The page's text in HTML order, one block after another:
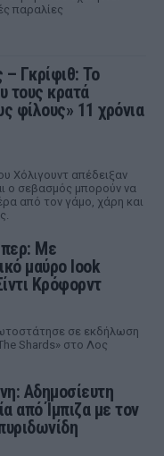
παραλίες
Γκρίφιθ: Το
τους κρατά
φίλους» 11 χρόνια
Χόλιγουντ απέδειξαν
ο σεβασμός μπορούν να
από τον γάμο, χάρη και
Με
μαύρο look
Κρόφορντ
σε εκδήλωση
Shards» στο Λος
Αδημοσίευτη
από Ίμπιζα με τον